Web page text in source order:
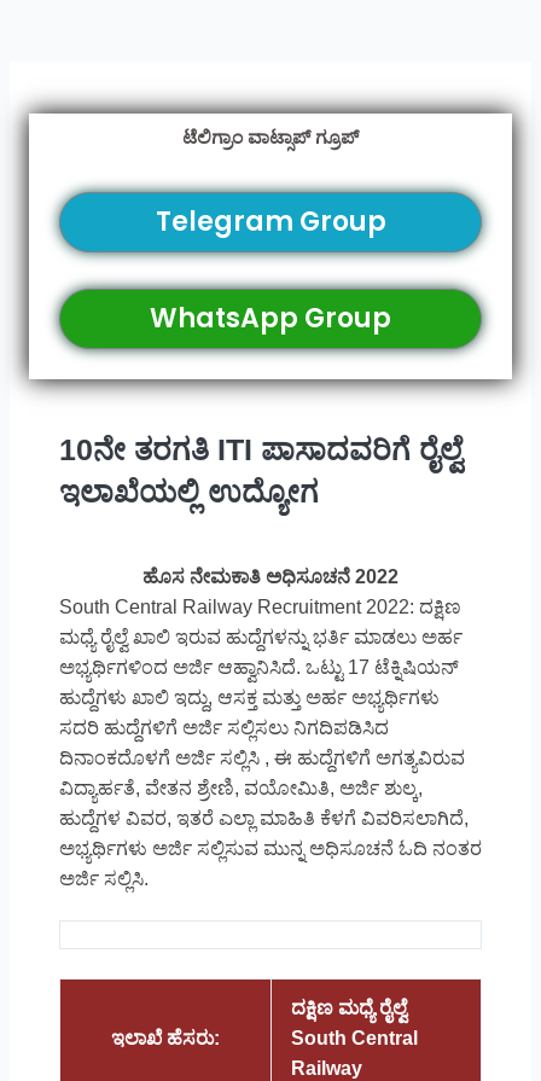
ಟೆಲಿಗ್ರಾಂ ವಾಟ್ಸಾಪ್ ಗ್ರೂಪ್
Telegram Group
WhatsApp Group
10ನೇ ತರಗತಿ ITI ಪಾಸಾದವರಿಗೆ ರೈಲ್ವೆ
ಇಲಾಖೆಯಲ್ಲಿ ಉದ್ಯೋಗ
ಹೊಸ ನೇಮಕಾತಿ ಅಧಿಸೂಚನೆ 2022
South Central Railway Recruitment 2022: ದಕ್ಷಿಣ
ಮಧ್ಯೆ ರೈಲ್ವೆ ಖಾಲಿ ಇರುವ ಹುದ್ದೆಗಳನ್ನು ಭರ್ತಿ ಮಾಡಲು ಅರ್ಹ
ಅಭ್ಯರ್ಥಿಗಳಿಂದ ಅರ್ಜಿ ಆಹ್ವಾನಿಸಿದೆ. ಒಟ್ಟು 17 ಟೆಕ್ನಿಷಿಯನ್
ಹುದ್ದೆಗಳು ಖಾಲಿ ಇದ್ದು, ಆಸಕ್ತ ಮತ್ತು ಅರ್ಹ ಅಭ್ಯರ್ಥಿಗಳು
ಸದರಿ ಹುದ್ದೆಗಳಿಗೆ ಅರ್ಜಿ ಸಲ್ಲಿಸಲು ನಿಗದಿಪಡಿಸಿದ
ದಿನಾಂಕದೊಳಗೆ ಅರ್ಜಿ ಸಲ್ಲಿಸಿ , ಈ ಹುದ್ದೆಗಳಿಗೆ ಅಗತ್ಯವಿರುವ
ವಿದ್ಯಾರ್ಹತೆ, ವೇತನ ಶ್ರೇಣಿ, ವಯೋಮಿತಿ, ಅರ್ಜಿ ಶುಲ್ಕ,
ಹುದ್ದೆಗಳ ವಿವರ, ಇತರೆ ಎಲ್ಲಾ ಮಾಹಿತಿ ಕೆಳಗೆ ವಿವರಿಸಲಾಗಿದೆ,
ಅಭ್ಯರ್ಥಿಗಳು ಅರ್ಜಿ ಸಲ್ಲಿಸುವ ಮುನ್ನ ಅಧಿಸೂಚನೆ ಓದಿ ನಂತರ
ಅರ್ಜಿ ಸಲ್ಲಿಸಿ.
ಇಲಾಖೆ ಹೆಸರು:
ದಕ್ಷಿಣ ಮಧ್ಯೆ ರೈಲ್ವೆ
South Central
Railway